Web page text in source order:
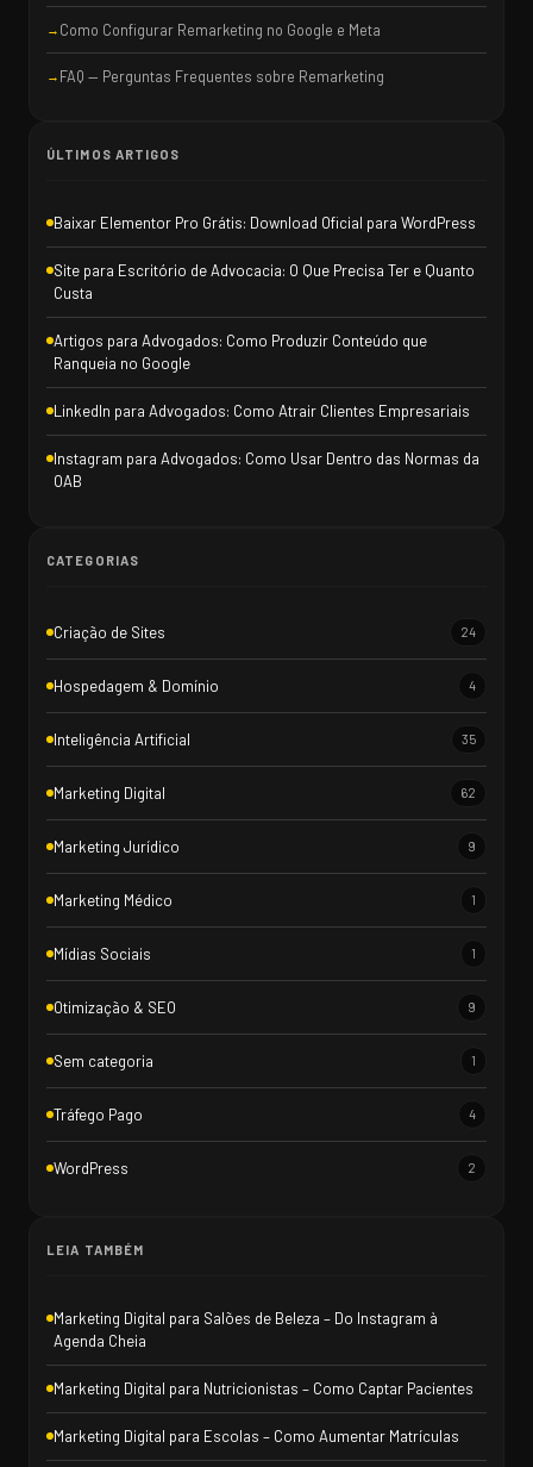
Como Configurar Remarketing no Google e Meta
FAQ — Perguntas Frequentes sobre Remarketing
ÚLTIMOS ARTIGOS
Baixar Elementor Pro Grátis: Download Oficial para WordPress
Site para Escritório de Advocacia: O Que Precisa Ter e Quanto
Custa
Artigos para Advogados: Como Produzir Conteúdo que
Ranqueia no Google
LinkedIn para Advogados: Como Atrair Clientes Empresariais
Instagram para Advogados: Como Usar Dentro das Normas da
OAB
CATEGORIAS
Criação de Sites 24
Hospedagem & Domínio 4
Inteligência Artificial 35
Marketing Digital 62
Marketing Jurídico 9
Marketing Médico 1
Mídias Sociais 1
Otimização & SEO 9
Sem categoria 1
Tráfego Pago 4
WordPress 2
LEIA TAMBÉM
Marketing Digital para Salões de Beleza – Do Instagram à
Agenda Cheia
Marketing Digital para Nutricionistas – Como Captar Pacientes
Marketing Digital para Escolas – Como Aumentar Matrículas